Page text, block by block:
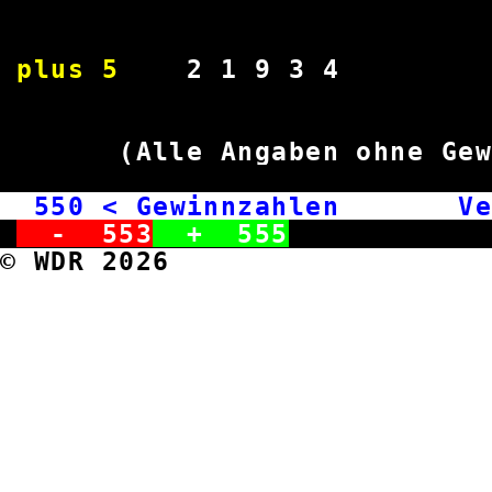
plus 5 2 1 9
(Alle Angaben ohne
550 < Gewinnzahlen
- 553 + 555
© WDR 2026